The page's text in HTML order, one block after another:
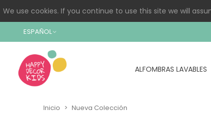
We use cookies. If you continue to use this site we will
ESPAÑOL
ALFOMBRAS LAVABLES
Inicio > Nueva Colección